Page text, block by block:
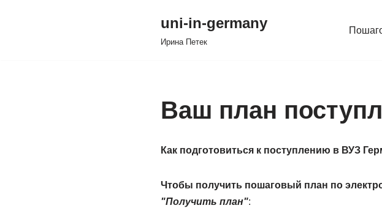
uni-in-germany
Иринa Петек
Ваш план
Как подготовиться к поступлению в ВУЗ
Чтобы получить пошаговый план по
"Получить план":